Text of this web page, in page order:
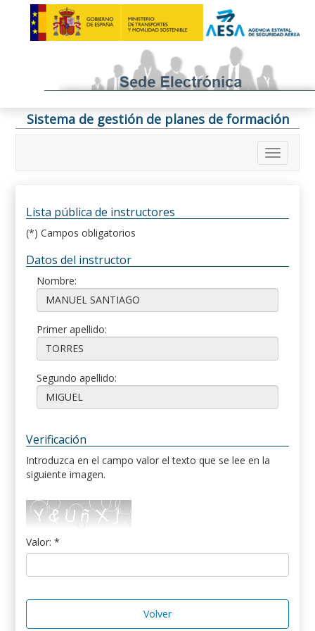
Sistema de gestión de planes de formación
Lista pública de instructores
(*) Campos obligatorios
Datos del instructor
Nombre:
Primer apellido:
Segundo apellido:
Verificación
Introduzca en el campo valor el texto que se lee en la
siguiente imagen.
Valor: *
Volver